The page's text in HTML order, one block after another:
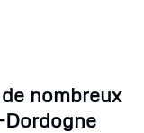
nombreux
Dordogne